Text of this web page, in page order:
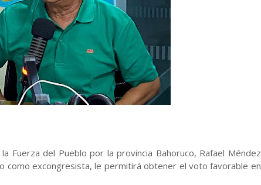
Fuerza del Pueblo por la provincia Bahoruco, Rafael Méndez
como excongresista, le permitirá obtener el voto favorable en